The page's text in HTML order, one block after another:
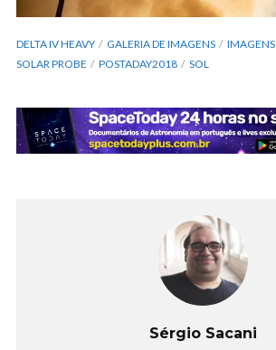
DELTA IV HEAVY GALERIA DE IMAGENS IMAGENS
SOLAR PROBE
POSTADAY2018 SOL
Sérgio Sacani